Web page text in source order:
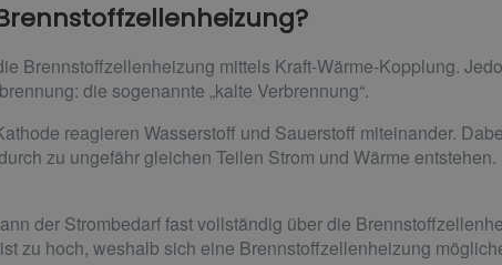
Brennstoffzellenheizung mittels Kraft-Wärme-Kopplung.
die sogenannte „kalte Verbrennung“.
reagieren Wasserstoff und Sauerstoff miteinander.
zu ungefähr gleichen Teilen Strom und Wärme
der Strombedarf fast vollständig über die
zu hoch, weshalb sich eine Brennstoffzellenheizung